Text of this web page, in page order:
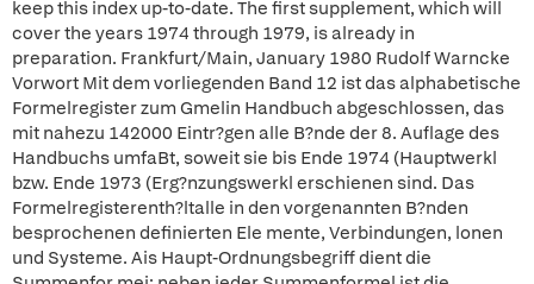
keep this index up-to-date. The first supplement, which will
cover the years 1974 through 1979, is already in
preparation. Frankfurt/Main, January 1980 Rudolf Warncke
Vorwort Mit dem vorliegenden Band 12 ist das alphabetische
Formelregister zum Gmelin Handbuch abgeschlossen, das
mit nahezu 142000 Eintr?gen alle B?nde der 8. Auflage des
Handbuchs umfaBt, soweit sie bis Ende 1974 (Hauptwerkl
bzw. Ende 1973 (Erg?nzungswerkl erschienen sind. Das
Formelregisterenth?ltalle in den vorgenannten B?nden
besprochenen definierten Ele mente, Verbindungen, lonen
und Systeme. Ais Haupt-Ordnungsbegriff dient die